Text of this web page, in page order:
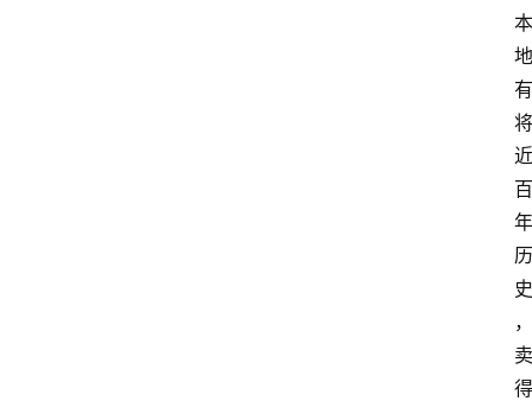
本
地
有
将
近
百
年
历
史
，
卖
得